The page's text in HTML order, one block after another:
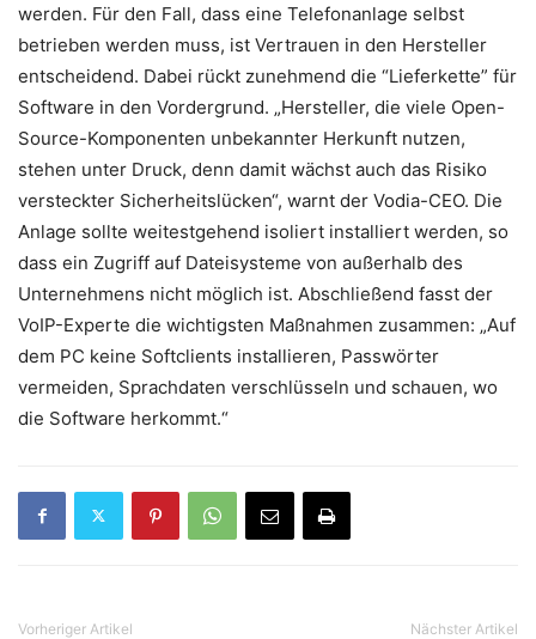
werden. Für den Fall, dass eine Telefonanlage selbst
betrieben werden muss, ist Vertrauen in den Hersteller
entscheidend. Dabei rückt zunehmend die “Lieferkette” für
Software in den Vordergrund. „Hersteller, die viele Open-
Source-Komponenten unbekannter Herkunft nutzen,
stehen unter Druck, denn damit wächst auch das Risiko
versteckter Sicherheitslücken“, warnt der Vodia-CEO. Die
Anlage sollte weitestgehend isoliert installiert werden, so
dass ein Zugriff auf Dateisysteme von außerhalb des
Unternehmens nicht möglich ist. Abschließend fasst der
VoIP-Experte die wichtigsten Maßnahmen zusammen: „Auf
dem PC keine Softclients installieren, Passwörter
vermeiden, Sprachdaten verschlüsseln und schauen, wo
die Software herkommt.“
Vorheriger Artikel Nächster Artikel